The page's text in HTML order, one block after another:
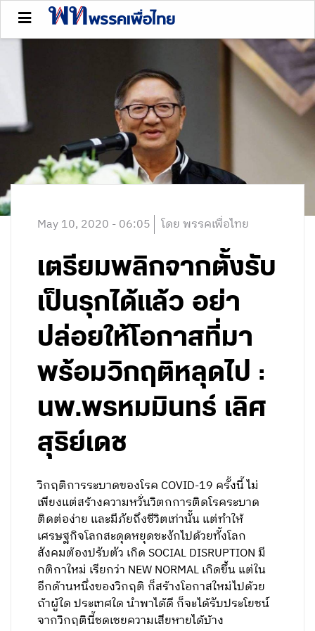
May 10, 2020 - 06:05 โดย พรรคเพื่อไทย
เตรียมพลิกจากตั้งรับ
เป็นรุกได้แล้ว อย่า
ปล่อยให้โอกาสที่มา
พร้อมวิกฤติหลุดไป :
นพ.พรหมมินทร์ เลิศ
สุริย์เดช
วิกฤติการระบาดของโรค COVID-19 ครั้งนี้ ไม่
เพียงแต่สร้างความหวั่นวิตกการติดโรคระบาด
ติดต่อง่าย และมีภัยถึงชีวิตเท่านั้น แต่ทำให้
เศรษฐกิจโลกสะดุดหยุดชะงักไปด้วยทั้งโลก
สังคมต้องปรับตัว เกิด SOCIAL DISRUPTION มี
กติกาใหม่ เรียกว่า NEW NORMAL เกิดขึ้น แต่ใน
อีกด้านหนึ่งของวิกฤติ ก็สร้างโอกาสใหม่ไปด้วย
ถ้าผู้ใด ประเทศใด นำพาได้ดี ก็จะได้รับประโยชน์
จากวิกฤตินี้ชดเชยความเสียหายได้บ้าง